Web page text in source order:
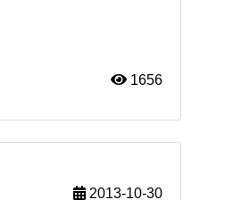
1656
2013-10-30